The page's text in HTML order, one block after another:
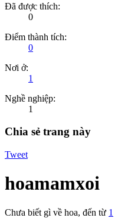
Đã được thích:
0
Điểm thành tích:
0
Nơi ở:
1
Nghề nghiệp:
1
Chia sẻ trang này
Tweet
hoamamxoi
Chưa biết gì về hoa, đến từ 1